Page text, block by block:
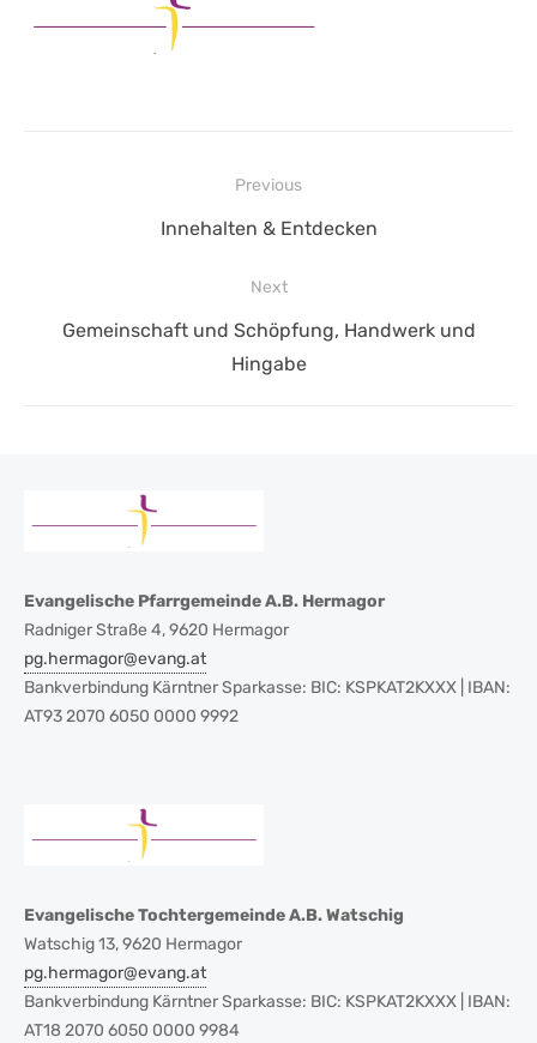
Beitragsnavigation
Previous
Previous
Innehalten & Entdecken
Next
NextGemeinschaft und Schöpfung, Handwerk und
Hingabe
Evangelische Pfarrgemeinde A.B. Hermagor
Radniger Straße 4, 9620 Hermagor
pg.hermagor@evang.at
Bankverbindung Kärntner Sparkasse: BIC: KSPKAT2KXXX | IBAN:
AT93 2070 6050 0000 9992
Evangelische Tochtergemeinde A.B. Watschig
Watschig 13, 9620 Hermagor
pg.hermagor@evang.at
Bankverbindung Kärntner Sparkasse: BIC: KSPKAT2KXXX | IBAN:
AT18 2070 6050 0000 9984